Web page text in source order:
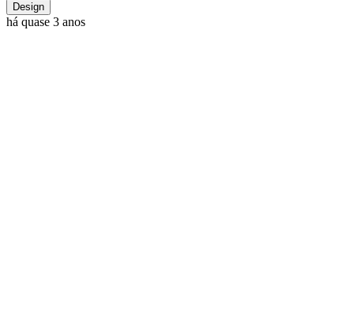
Design
há quase 3 anos